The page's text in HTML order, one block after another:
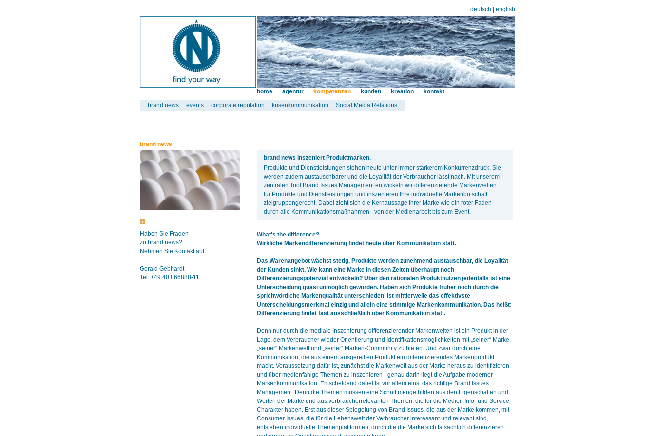
brand news events corporate reputation krisenkommunikation Social Media Relations
deutsch english
home agentur kompetenzen kunden kreation kontakt
brand news
Haben Sie Fragen
zu brand news?
Nehmen Sie Kontaktauf:
Gerald Gebhardt
Tel. +49 40 866888-11
brand news inszeniert Produktmarken.
Produkte und Dienstleistungen stehen heute unter immer stärkerem Konkurrenzdruck. Sie
werden zudem austauschbarer und die Loyalität der Verbraucher lässt nach. Mit unserem
zentralen Tool Brand Issues Management entwickeln wir differenzierende Markenwelten
für Produkte und Dienstleistungen und inszenieren Ihre individuelle Markenbotschaft
zielgruppengerecht. Dabei zieht sich die Kernaussage Ihrer Marke wie ein roter Faden
durch alle Kommunikationsmaßnahmen - von der Medienarbeit bis zum Event.
What's the difference?
Wirkliche Markendifferenzierung findet heute über Kommunikation statt.
Das Warenangebot wächst stetig, Produkte werden zunehmend austauschbar, die Loyalität
der Kunden sinkt. Wie kann eine Marke in diesen Zeiten überhaupt noch
Differenzierungspotenzial entwickeln? Über den rationalen Produktnutzen jedenfalls ist eine
Unterscheidung quasi unmöglich geworden. Haben sich Produkte früher noch durch die
sprichwörtliche Markenqualität unterschieden, ist mittlerweile das effektivste
Unterscheidungsmerkmal einzig und allein eine stimmige Markenkommunikation. Das heißt:
Differenzierung findet fast ausschließlich über Kommunikation statt.
Denn nur durch die mediale Inszenierung differenzierender Markenwelten ist ein Produkt in der
Lage, dem Verbraucher wieder Orientierung und Identifikationsmöglichkeiten mit „seiner“ Marke,
„seiner“ Markenwelt und „seiner“ Marken-Community zu bieten. Und zwar durch eine
Kommunikation, die aus einem ausgereiften Produkt ein differenzierendes Markenprodukt
macht. Voraussetzung dafür ist, zunächst die Markenwelt aus der Marke heraus zu identifizieren
und über medienfähige Themen zu inszenieren - genau darin liegt die Aufgabe moderner
Markenkommunikation. Entscheidend dabei ist vor allem eins: das richtige Brand Issues
Management. Denn die Themen müssen eine Schnittmenge bilden aus den Eigenschaften und
Werten der Marke und aus verbraucherrelevanten Themen, die für die Medien Info- und Service-
Charakter haben. Erst aus dieser Spiegelung von Brand Issues, die aus der Marke kommen, mit
Consumer Issues, die für die Lebenswelt der Verbraucher interessant und relevant sind,
entstehen individuelle Themenplattformen, durch die die Marke sich tatsächlich differenzieren